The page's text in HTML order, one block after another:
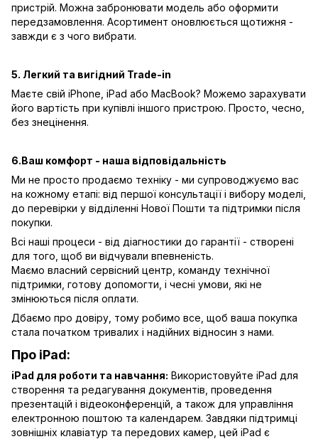
пристрій. Можна забронювати модель або оформити
передзамовлення. Асортимент оновлюється щотижня -
завжди є з чого вибрати.
5. Легкий та вигідний Trade-in
Маєте свій iPhone, iPad або MacBook? Можемо зарахувати
його вартість при купівлі іншого пристрою. Просто, чесно,
без знецінення.
6.Ваш комфорт - наша відповідальність
Ми не просто продаємо техніку - ми супроводжуємо вас
на кожному етапі: від першої консультації і вибору моделі,
до перевірки у відділенні Нової Пошти та підтримки після
покупки.
Всі наші процеси - від діагностики до гарантії - створені
для того, щоб ви відчували впевненість.
Маємо власний сервісний центр, команду технічної
підтримки, готову допомогти, і чесні умови, які не
змінюються після оплати.
Дбаємо про довіру, тому робимо все, щоб ваша покупка
стала початком тривалих і надійних відносин з нами.
Про iPad:
iPad для роботи та навчання: Використовуйте iPad для
створення та редагування документів, проведення
презентацій і відеоконференцій, а також для управління
електронною поштою та календарем. Завдяки підтримці
зовнішніх клавіатур та передових камер, цей iPad є